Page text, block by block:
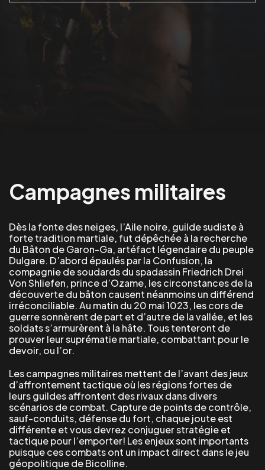
Campagnes militaires
Dès la fonte des neiges, l’Aile noire, guilde sudiste à
forte tradition martiale, fut dépêchée à la recherche
du Bâton de Garon-Ga, artéfact légendaire du peuple
Dulgare. D’abord épaulés par la Confusion, la
compagnie de soudards du spadassin Friedrich Drei
Von Shliefen, prince d’Ozame, les circonstances de la
découverte du bâton causent néanmoins un différend
irréconciliable. Au matin du 20 mai 1023, les cors de
guerre sonnèrent de part et d’autre de la vallée, et les
soldats s’armurèrent à la hâte. Tous tenteront de
prouver leur suprématie martiale, combattant pour le
devoir, ou l’or.
Les campagnes militaires mettent de l’avant des jeux
d’affrontement tactique où les régions fortes de
leurs guildes affrontent des rivaux dans divers
scénarios de combat. Capture de points de contrôle,
sauf-conduits, défense du fort, chaque joute est
différente et vous devrez conjuguer stratégie et
tactique pour l’emporter! Les enjeux sont importants
puisque ces combats ont un impact direct dans le jeu
géopolitique de Bicolline.